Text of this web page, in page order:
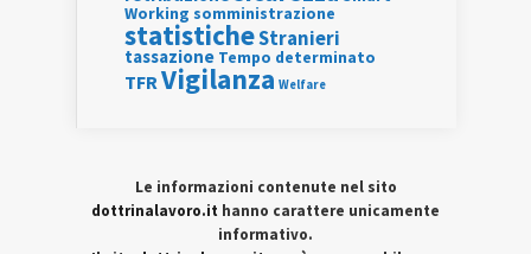
Working somministrazione
statisticheStranieri
tassazione Tempo determinato
TFRVigilanza Welfare
Le informazioni contenute nel sito
dottrinalavoro.it hanno carattere unicamente
informativo.